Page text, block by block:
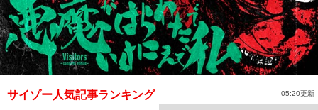
サイゾー人気記事ランキング 05:20更新